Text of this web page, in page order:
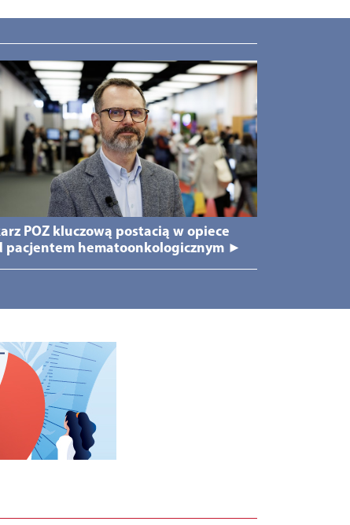
POZ kluczową postacią w opiece
pacjentem hematoonkologicznym ►